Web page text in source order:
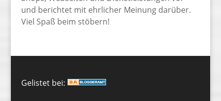
und berichtet mit ehrlicher Meinung darüber.
Viel Spaß beim stöbern!
Gelistet bei: